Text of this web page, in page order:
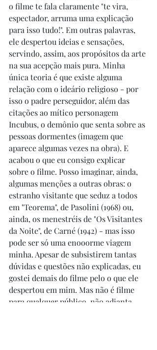
o filme te fala claramente "te vira,
espectador, arruma uma explicação
para isso tudo!". Em outras palavras,
ele despertou ideias e sensações,
servindo, assim, aos propósitos da arte
na sua acepção mais pura. Minha
única teoria é que existe alguma
relação com o ideário religioso - por
isso o padre perseguidor, além das
citações ao mítico personagem
Incubus, o demônio que senta sobre as
pessoas dormentes (imagem que
aparece algumas vezes na obra). E
acabou o que eu consigo explicar
sobre o filme. Posso imaginar, ainda,
algumas menções a outras obras: o
estranho visitante que seduz a todos
em "Teorema", de Pasolini (1968) ou,
ainda, os menestréis de "Os Visitantes
da Noite", de Carné (1942) - mas isso
pode ser só uma enooorme viagem
minha. Apesar de subsistirem tantas
dúvidas e questões não explicadas, eu
gostei demais do filme pelo o que ele
despertou em mim. Mas não é filme
para qualquer público, não adianta.